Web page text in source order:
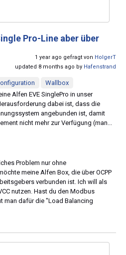
Pro-Line aber über
1 year ago gefragt von HolgerT
updated 8 months ago by Hafenstrand
Wallbox
Alfen EVE SinglePro in unser
dabei ist, dass die
angebunden ist, damit
nicht mehr zur Verfügung (man...
Problem nur ohne
meine Alfen Box, die über OCPP
verbunden ist. Ich will als
nutzen. Hast du den Modbus
man dafür die "Load Balancing